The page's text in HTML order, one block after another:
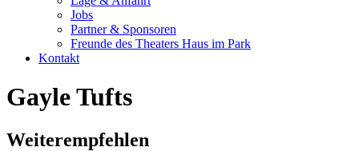
Jobs
Partner & Sponsoren
Freunde des Theaters Haus im Park
Kontakt
Gayle Tufts
Weiterempfehlen